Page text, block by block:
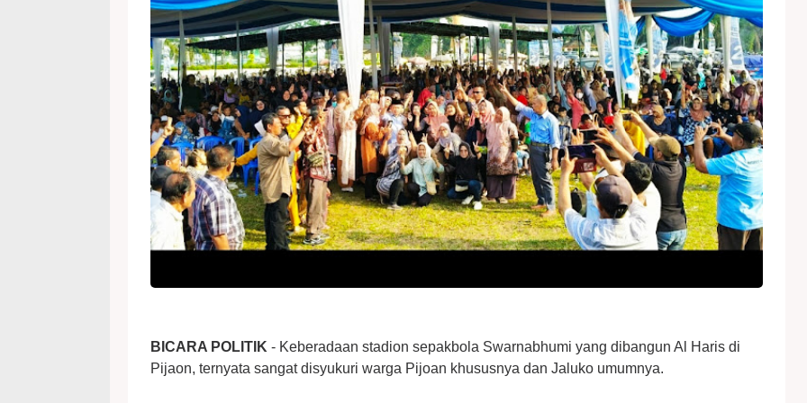
BICARA POLITIK - Keberadaan stadion sepakbola Swarnabhumi yang dibangun Al Haris di
Pijaon, ternyata sangat disyukuri warga Pijoan khususnya dan Jaluko umumnya.